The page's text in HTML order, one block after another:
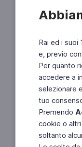
Rai ed i
e, previo
Per quanto
accedere a
selezionare
tuo
Premendo
cookie o
soltanto